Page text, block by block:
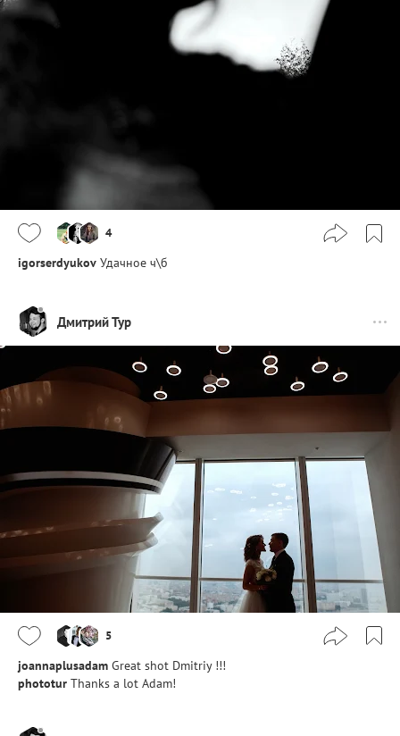
4
igorserdyukov Удачное ч\б
Дмитрий Тур
5
joannaplusadam Great shot Dmitriy !!!
phototur Thanks a lot Adam!